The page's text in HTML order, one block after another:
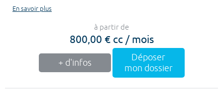
En savoir plus
à partir de
800,00 € cc / mois
+ d'infos
Déposer
mon dossier